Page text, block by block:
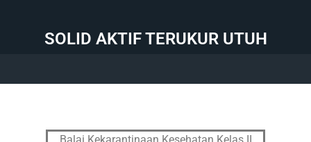
SOLID AKTIF TERUKUR UTUH